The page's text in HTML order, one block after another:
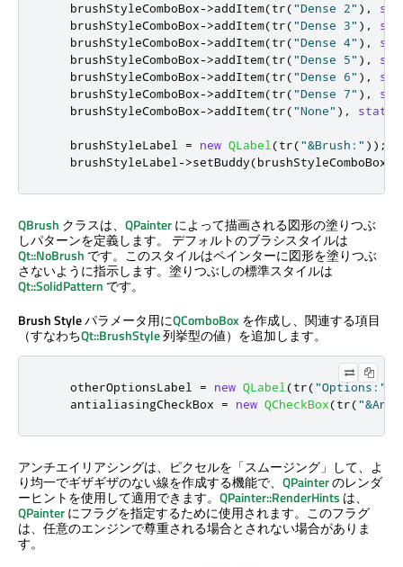
    brushStyleComboBox
->addItem(tr("Dense 2" ) ,
    brushStyleComboBox
->addItem(tr("Dense 3" ) ,
    brushStyleComboBox
->addItem(tr("Dense 4" ) ,
    brushStyleComboBox
->addItem(tr("Dense 5" ) ,
    brushStyleComboBox
->addItem(tr("Dense 6" ) ,
    brushStyleComboBox
->addItem(tr("Dense 7" ) ,
    brushStyleComboBox
->addItem(tr("None" ) ,
    brushStyleLabel
= new QLabel(tr("&Brush:" ));
    brushStyleLabel
->setBuddy(brushStyleComboBox
QBrush クラスは、 QPainterによって描画される図形の塗りつぶ
しパターンを定義します。 デフォルトのブラシスタイルは
Qt::NoBrush です。このスタイルはペインターに図形を塗りつぶ
さないように指示します。塗りつぶしの標準スタイルは
Qt::SolidPattern です。
Brush Styleパラメータ用にQComboBox を作成し、関連する項目
（すなわちQt::BrushStyle列挙型の値）を追加します。
    otherOptionsLabel
= new QLabel(tr("Options:"
    antialiasingCheckBox
= new QCheckBox(tr(
アンチエイリアシングは、ピクセルを「スムージング」して、よ
り均一でギザギザのない線を作成する機能で、 QPainterのレンダ
ーヒントを使用して適用できます。 QPainter::RenderHints は、
QPainterにフラグを指定するために使用されます。このフラグ
は、任意のエンジンで尊重される場合とされない場合がありま
す。